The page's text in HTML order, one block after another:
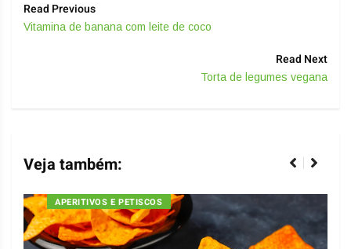
Read Previous
Vitamina de banana com leite de coco
Read Next
Torta de legumes vegana
Veja também:
APERITIVOS E PETISCOS